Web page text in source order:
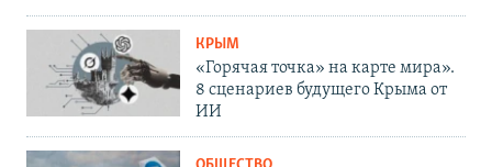
КРЫМ
«Горячая точка» на карте мира».
8 сценариев будущего Крыма от
ИИ